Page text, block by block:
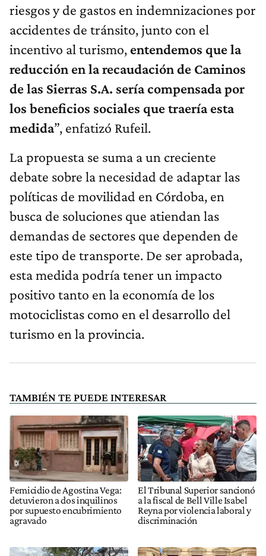
riesgos y de gastos en indemnizaciones por
accidentes de tránsito, junto con el
incentivo al turismo, entendemos que la
reducción en la recaudación de Caminos
de las Sierras S.A. sería compensada por
los beneficios sociales que traería esta
medida”, enfatizó Rufeil.
La propuesta se suma a un creciente
debate sobre la necesidad de adaptar las
políticas de movilidad en Córdoba, en
busca de soluciones que atiendan las
demandas de sectores que dependen de
este tipo de transporte. De ser aprobada,
esta medida podría tener un impacto
positivo tanto en la economía de los
motociclistas como en el desarrollo del
turismo en la provincia.
TAMBIÉN TE PUEDE INTERESAR
Femicidio de Agostina Vega:
detuvieron a dos inquilinos
por supuesto encubrimiento
agravado
El Tribunal Superior sancionó
a la fiscal de Bell Ville Isabel
Reyna por violencia laboral y
discriminación